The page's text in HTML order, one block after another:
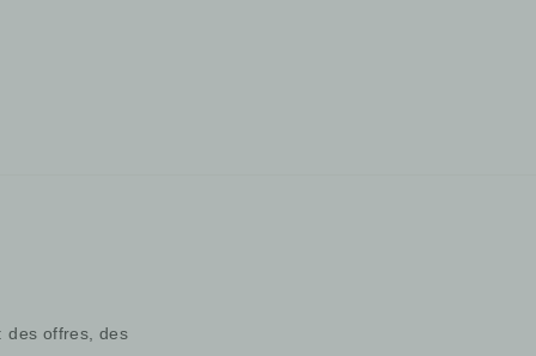
des offres, des